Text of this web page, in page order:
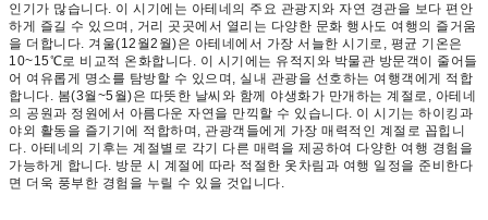
인기가 많습니다. 이 시기에는 아테네의 주요 관광지와 자연 경관을 보다 편안
하게 즐길 수 있으며, 거리 곳곳에서 열리는 다양한 문화 행사도 여행의 즐거움
을 더합니다. 겨울(12월2월)은 아테네에서 가장 서늘한 시기로, 평균 기온은
10~15℃로 비교적 온화합니다. 이 시기에는 유적지와 박물관 방문객이 줄어들
어 여유롭게 명소를 탐방할 수 있으며, 실내 관광을 선호하는 여행객에게 적합
합니다. 봄(3월~5월)은 따뜻한 날씨와 함께 야생화가 만개하는 계절로, 아테네
의 공원과 정원에서 아름다운 자연을 만끽할 수 있습니다. 이 시기는 하이킹과
야외 활동을 즐기기에 적합하며, 관광객들에게 가장 매력적인 계절로 꼽힙니
다. 아테네의 기후는 계절별로 각기 다른 매력을 제공하여 다양한 여행 경험을
가능하게 합니다. 방문 시 계절에 따라 적절한 옷차림과 여행 일정을 준비한다
면 더욱 풍부한 경험을 누릴 수 있을 것입니다.